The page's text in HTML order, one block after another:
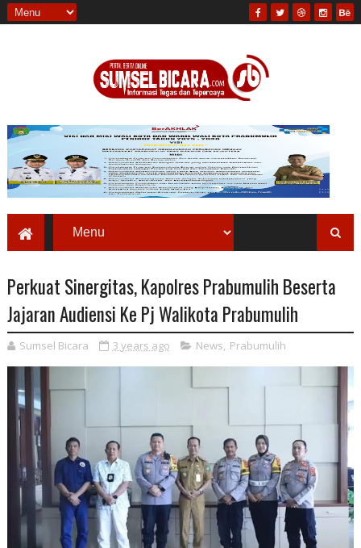
Perkuat Sinergitas, Kapolres Prabumulih Beserta
Jajaran Audiensi Ke Pj Walikota Prabumulih
Sumsel Bicara 3 years ago News, Prabumulih